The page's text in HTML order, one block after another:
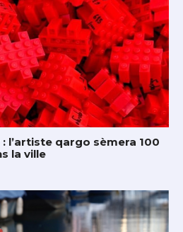
l’artiste qargo sèmera 100
la ville